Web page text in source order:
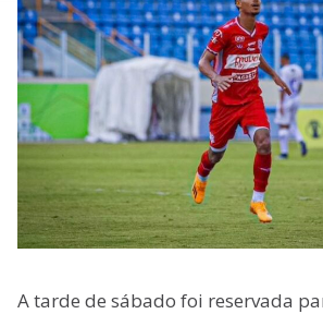
A tarde de sábado foi reservada